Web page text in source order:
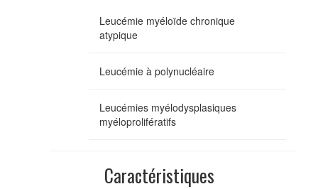
Leucémie myéloïde chronique
atypique
Leucémie à polynucléaire
Leucémies myélodysplasiques
myéloprolifératifs
Caractéristiques